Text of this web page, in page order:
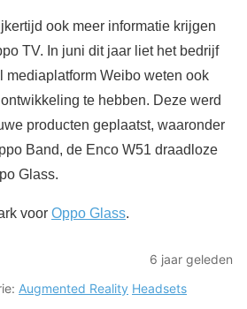
ook meer informatie krijgen
TV. In juni dit jaar liet het bedrijf
mediaplatform Weibo weten ook
te hebben. Deze werd
producten geplaatst, waaronder
Band, de Enco W51 draadloze
Glass.
voor Oppo Glass.
6 jaar geleden
Augmented Reality Headsets